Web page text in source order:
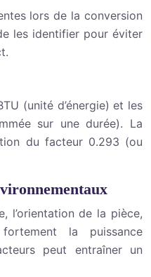
lors de la conversion
les identifier pour éviter
(unité d’énergie) et les
sur une durée). La
du facteur 0.293 (ou
l’orientation de la pièce,
la puissance
peut entraîner un